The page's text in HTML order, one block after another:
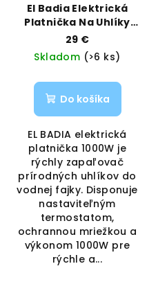
El Badia Elektrická
Platnička Na Uhlíky
1000W | EL BADIA |
VAPORAMA
29 €
Skladom (>6 ks)
Do košíka
EL BADIA elektrická
platnička 1000W je
rýchly zapaľovač
prírodných uhlíkov do
vodnej fajky. Disponuje
nastaviteľným
termostatom,
ochrannou mriežkou a
výkonom 1000W pre
rýchle a...